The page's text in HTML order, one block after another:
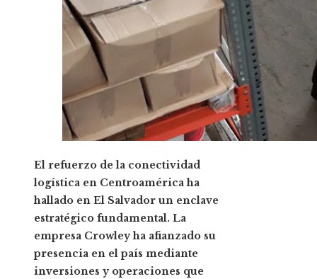
El refuerzo de la conectividad
logística en Centroamérica ha
hallado en El Salvador un enclave
estratégico fundamental. La
empresa Crowley ha afianzado su
presencia en el país mediante
inversiones y operaciones que